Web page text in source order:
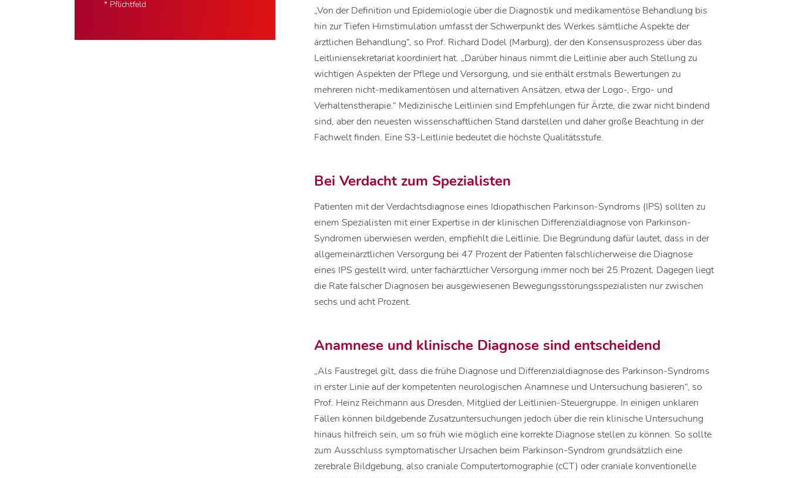
* Pflichtfeld
„Von der Definition und Epidemiologie über die Diagnostik und medikamentöse Behandlung bis
hin zur Tiefen Hirnstimulation umfasst der Schwerpunkt des Werkes sämtliche Aspekte der
ärztlichen Behandlung“, so Prof. Richard Dodel (Marburg), der den Konsensusprozess über das
Leitliniensekretariat koordiniert hat. „Darüber hinaus nimmt die Leitlinie aber auch Stellung zu
wichtigen Aspekten der Pflege und Versorgung, und sie enthält erstmals Bewertungen zu
mehreren nicht-medikamentösen und alternativen Ansätzen, etwa der Logo-, Ergo- und
Verhaltenstherapie.“ Medizinische Leitlinien sind Empfehlungen für Ärzte, die zwar nicht bindend
sind, aber den neuesten wissenschaftlichen Stand darstellen und daher große Beachtung in der
Fachwelt finden. Eine S3-Leitlinie bedeutet die höchste Qualitätsstufe.
Bei Verdacht zum Spezialisten
Patienten mit der Verdachtsdiagnose eines Idiopathischen Parkinson-Syndroms (IPS) sollten zu
einem Spezialisten mit einer Expertise in der klinischen Differenzialdiagnose von Parkinson-
Syndromen überwiesen werden, empfiehlt die Leitlinie. Die Begründung dafür lautet, dass in der
allgemeinärztlichen Versorgung bei 47 Prozent der Patienten fälschlicherweise die Diagnose
eines IPS gestellt wird, unter fachärztlicher Versorgung immer noch bei 25 Prozent. Dagegen liegt
die Rate falscher Diagnosen bei ausgewiesenen Bewegungsstörungsspezialisten nur zwischen
sechs und acht Prozent.
Anamnese und klinische Diagnose sind entscheidend
„Als Faustregel gilt, dass die frühe Diagnose und Differenzialdiagnose des Parkinson-Syndroms
in erster Linie auf der kompetenten neurologischen Anamnese und Untersuchung basieren“, so
Prof. Heinz Reichmann aus Dresden, Mitglied der Leitlinien-Steuergruppe. In einigen unklaren
Fällen können bildgebende Zusatzuntersuchungen jedoch über die rein klinische Untersuchung
hinaus hilfreich sein, um so früh wie möglich eine korrekte Diagnose stellen zu können. So sollte
zum Ausschluss symptomatischer Ursachen beim Parkinson-Syndrom grundsätzlich eine
zerebrale Bildgebung, also craniale Computertomographie (cCT) oder craniale konventionelle